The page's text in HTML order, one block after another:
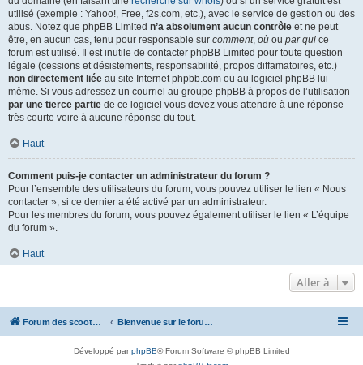
utilisé (exemple : Yahoo!, Free, f2s.com, etc.), avec le service de gestion ou des
abus. Notez que phpBB Limited n’a absolument aucun contrôle et ne peut
être, en aucun cas, tenu pour responsable sur comment, où ou par qui ce
forum est utilisé. Il est inutile de contacter phpBB Limited pour toute question
légale (cessions et désistements, responsabilité, propos diffamatoires, etc.)
non directement liée au site Internet phpbb.com ou au logiciel phpBB lui-
même. Si vous adressez un courriel au groupe phpBB à propos de l’utilisation
par une tierce partie de ce logiciel vous devez vous attendre à une réponse
très courte voire à aucune réponse du tout.
Haut
Comment puis-je contacter un administrateur du forum ?
Pour l’ensemble des utilisateurs du forum, vous pouvez utiliser le lien « Nous
contacter », si ce dernier a été activé par un administrateur.
Pour les membres du forum, vous pouvez également utiliser le lien « L’équipe
du forum ».
Haut
Aller à
Forum des scooters SYM - GTS -MAXSYM - CRUISYM - JOYMAX - Maxsym TL Bienvenue sur le forum des scooters de la gamme SYM
Développé parphpBB® Forum Software © phpBB Limited